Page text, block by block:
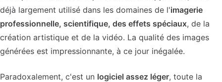
déjà largement utilisé dans les domaines de l'imagerie
professionnelle, scientifique, des effets spéciaux, de la
création artistique et de la vidéo. La qualité des images
générées est impressionnante, à ce jour inégalée.
Paradoxalement, c'est un logiciel assez léger, toute la